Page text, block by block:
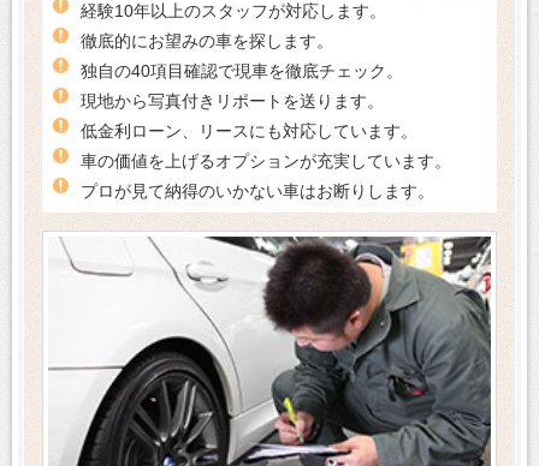
経験10年以上のスタッフが対応します。
徹底的にお望みの車を探します。
独自の40項目確認で現車を徹底チェック。
現地から写真付きリポートを送ります。
低金利ローン、リースにも対応しています。
車の価値を上げるオプションが充実しています。
プロが見て納得のいかない車はお断りします。